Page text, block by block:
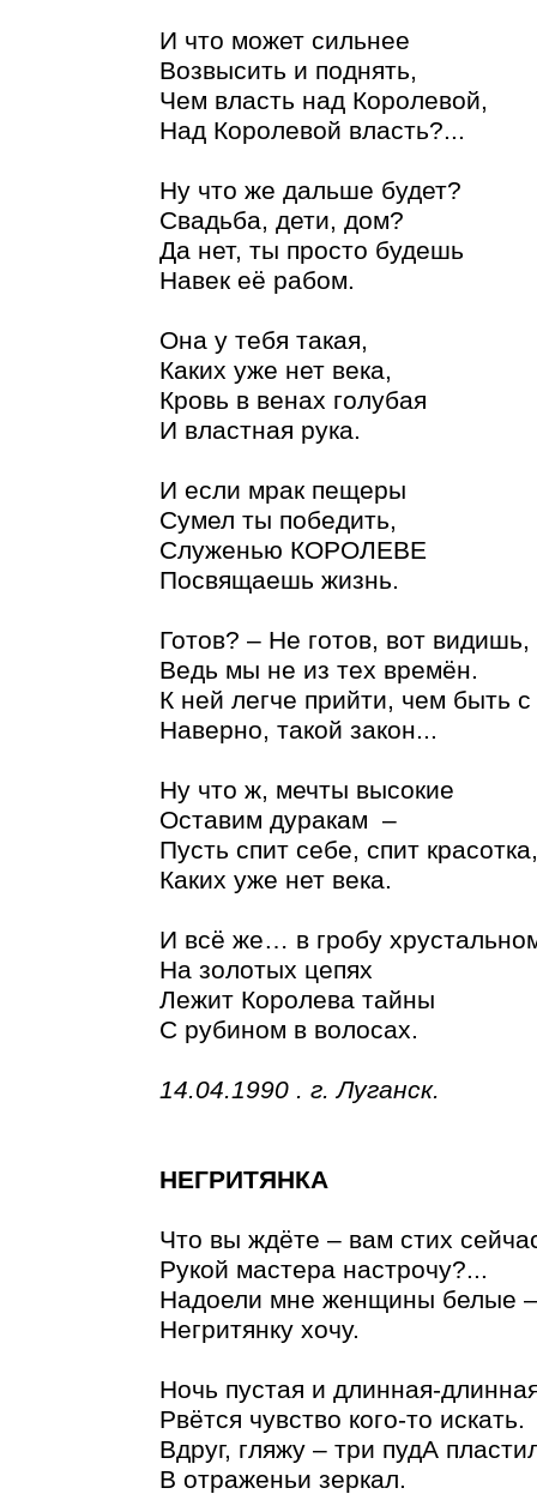
И что может сильнее
Возвысить и поднять,
Чем власть над Королевой,
Над Королевой власть?...
Ну что же дальше будет?
Свадьба, дети, дом?
Да нет, ты просто будешь
Навек её рабом.
Она у тебя такая,
Каких уже нет века,
Кровь в венах голубая
И властная рука.
И если мрак пещеры
Сумел ты победить,
Служенью КОРОЛЕВЕ
Посвящаешь жизнь.
Готов? – Не готов, вот видишь,
Ведь мы не из тех времён.
К ней легче прийти, чем быть
Наверно, такой закон...
Ну что ж, мечты высокие
Оставим дуракам –
Пусть спит себе, спит красотка,
Каких уже нет века.
И всё же… в гробу
На золотых цепях
Лежит Королева тайны
С рубином в волосах.
14.04.1990 . г. Луганск.
НЕГРИТЯНКА
Что вы ждёте – вам стих
Рукой мастера настрочу?...
Надоели мне женщины белые –
Негритянку хочу.
Ночь пустая и длинная-
Рвётся чувство кого-то искать.
Вдруг, гляжу – три пудА
В отраженьи зеркал.